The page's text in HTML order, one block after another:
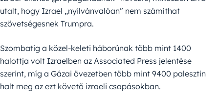
utalt, hogy Izrael „nyilvánvalóan” nem számíthat
szövetségesnek Trumpra.
Szombatig a közel-keleti háborúnak több mint 1400
halottja volt Izraelben az Associated Press jelentése
szerint, míg a Gázai övezetben több mint 9400 palesztin
halt meg az ezt követő izraeli csapásokban.